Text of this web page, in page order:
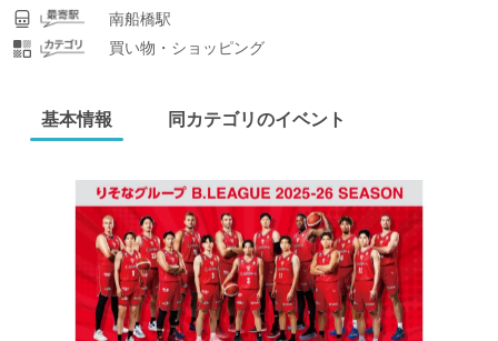
南船橋駅
買い物・ショッピング
基本情報 同カテゴリのイベント